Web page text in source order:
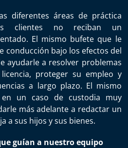
diferentes áreas de práctica
clientes no reciban un
El mismo bufete que le
conducción bajo los efectos del
ayudarle a resolver problemas
proteger su empleo y
a largo plazo. El mismo
un caso de custodia muy
más adelante a redactar un
a sus hijos y sus bienes.
guían a nuestro equipo